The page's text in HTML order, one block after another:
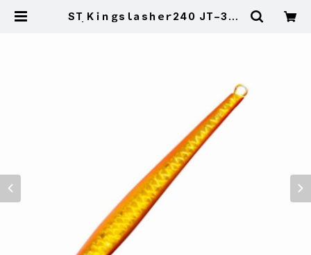
ST Kｉｎｇsｌａsｈｅｒ240 JT−324